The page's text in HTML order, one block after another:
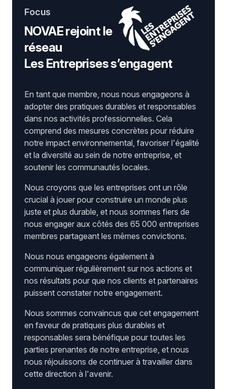
Focus
NOVAE rejoint le
réseau
Les Entreprises s’engagent
En tant que membre, nous nous engageons à
adopter des pratiques durables et responsables
dans nos activités professionnelles. Cela
comprend des mesures concrètes pour réduire
notre impact environnemental, favoriser l'égalité
et la diversité au sein de notre entreprise, et
soutenir les communautés locales.
Nous croyons que les entreprises ont un rôle
crucial à jouer pour construire un monde plus
juste et plus durable, et nous sommes fiers de
nous engager aux côtés des 65 000 entreprises
membres partageant les mêmes convictions.
Nous nous engageons également à
communiquer régulièrement sur nos actions et
nos résultats pour que nos clients et partenaires
puissent constater notre engagement.
Nous sommes convaincus que cet engagement
en faveur de pratiques plus durables et
responsables sera bénéfique pour toutes les
parties prenantes de notre entreprise, et nous
nous réjouissons de continuer à travailler dans
cette direction à l'avenir.